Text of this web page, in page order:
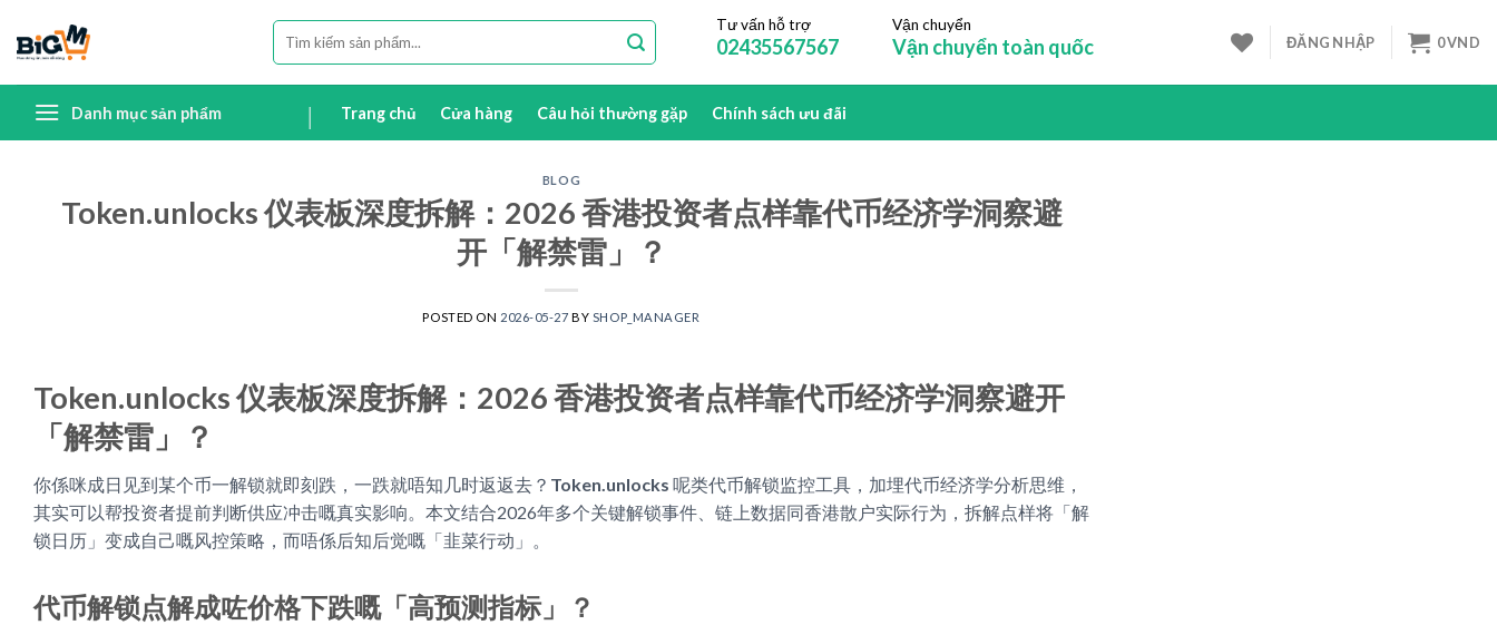
Tìm
Tư vấn hỗ trợ
02435567567
Vận chuyển
Vận chuyển toàn quốc ĐĂNG NHẬP 0VND
Danh mục sản phẩm Trang chủ Cửa hàng Câu hỏi thường gặp Chính sách ưu đãi
BLOG
Token.unlocks 仪表板深度拆解：2026 香港投资者点样靠代币经济学洞察避
开「解禁雷」？
POSTED ON 2026-05-27 BY SHOP_MANAGER
Token.unlocks 仪表板深度拆解：2026 香港投资者点样靠代币经济学洞察避开
「解禁雷」？
你係咪成日见到某个币一解锁就即刻跌，一跌就唔知几时返返去？ Token.unlocks 呢类代币解锁监控工具，加埋代币经济学分析思维，
其实可以帮投资者提前判断供应冲击嘅真实影响。本文结合2026年多个关键解锁事件、链上数据同香港散户实际行为，拆解点样将「解
锁日历」变成自己嘅风控策略，而唔係后知后觉嘅「韭菜行动」。
代币解锁点解成咗价格下跌嘅「高预测指标」？